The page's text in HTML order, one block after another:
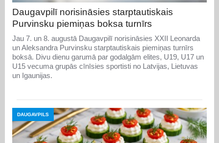
Daugavpilī norisināsies starptautiskais
Purvinsku piemiņas boksa turnīrs
Jau 7. un 8. augustā Daugavpilī norisināsies XXII Leonarda
un Aleksandra Purvinsku starptautiskais piemiņas turnīrs
boksā. Divu dienu garumā par godalgām elites, U19, U17 un
U15 vecuma grupās cīnīsies sportisti no Latvijas, Lietuvas
un Igaunijas.
DAUGAVPILS